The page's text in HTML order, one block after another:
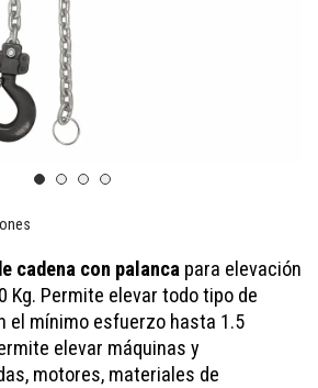
cadena con palanca para elevación
Kg. Permite elevar todo tipo de
el mínimo esfuerzo hasta 1.5
elevar máquinas y
motores, materiales de